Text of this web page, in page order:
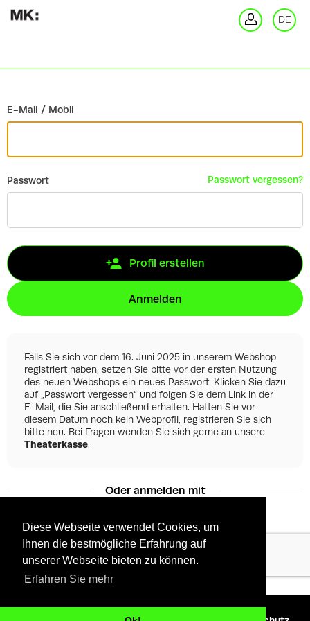
Diese Webseite verwendet Cookies, um
Ihnen die bestmögliche Erfahrung auf
unserer Webseite bieten zu können.
Erfahren Sie mehr
DE
E-Mail / Mobil
Passwort Passwort vergessen?
Profil erstellen
Anmelden
Falls Sie sich vor dem 16. Juni 2025 in unserem Webshop
registriert haben, setzen Sie bitte vor der ersten Nutzung
des neuen Webshops ein neues Passwort. Klicken Sie dazu
auf „Passwort vergessen“ und folgen Sie dem Link in der
E-Mail, die Sie anschließend erhalten. Hatten Sie vor
diesem Datum noch kein Webprofil, registrieren Sie sich
bitte neu. Bei Fragen wenden Sie sich gerne an unsere
Theaterkasse.
Oder anmelden mit
Facebook